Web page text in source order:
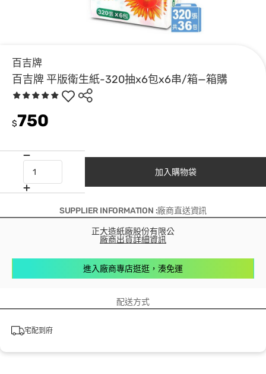
百吉牌
百吉牌 平版衛生紙-320抽x6包x6串/箱—箱購
$750
加入購物袋
SUPPLIER INFORMATION :廠商直送資訊
正大造紙廠股份有限公
廠商出貨詳細資訊
進入廠商專店逛逛，湊免運
配送方式
宅配到府